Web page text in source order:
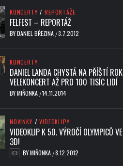
KONCERTY / REPORTÁŽE
FELFEST – REPORTÁŽ
BYDANIEL BŘEZINA /3.7.2012
KONCERTY
DANIEL LANDA CHYSTÁ NA PŘÍŠTÍ ROK
VELEKONCERT AŽ PRO 100 TISÍC LIDÍ
BYMIŇONKA /14.11.2014
NOVINKY / VIDEOKLIPY
VIDEOKLIP K 50. VÝROČÍ OLYMPICŮ VE
3D!
BYMIŇONKA /8.12.2012